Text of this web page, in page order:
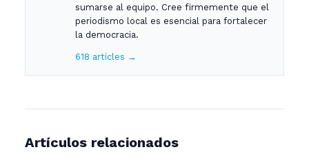
sumarse al equipo. Cree firmemente que el
periodismo local es esencial para fortalecer
la democracia.
618 articles →
Artículos relacionados